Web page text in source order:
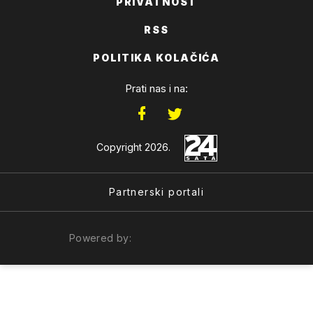
RSS
POLITIKA KOLAČIĆA
Prati nas i na:
Copyright 2026.
Partnerski portali
Powered by: